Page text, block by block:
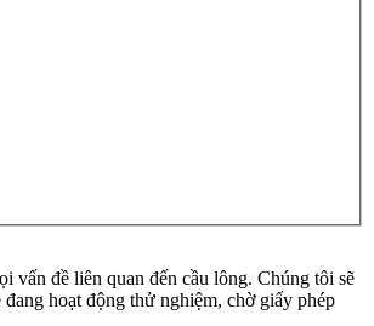
vấn đề liên quan đến cầu lông. Chúng tôi sẽ
hoạt động thử nghiệm, chờ giấy phép